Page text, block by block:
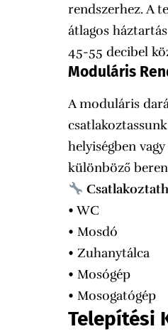
rendszerhez. A
átlagos
45-55 decibel
Moduláris
A moduláris
helyiségben
különböző
• WC
• Mosdó
• Zuhanytálca
• Mosógép
• Mosogatógép
Telepítési